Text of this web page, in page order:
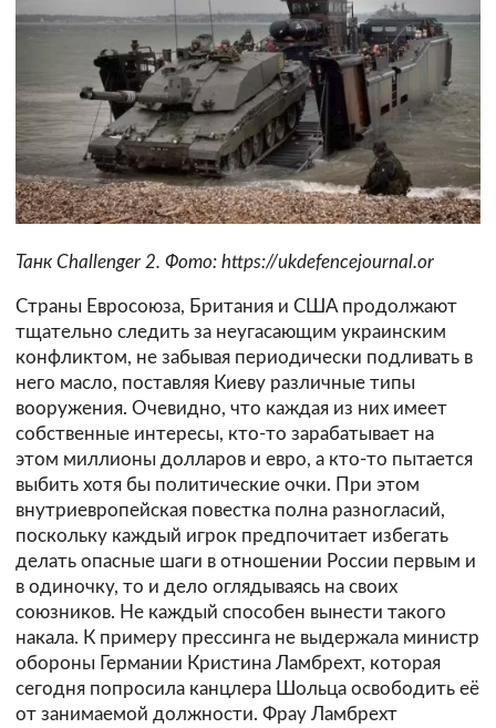
Танк Challenger 2. Фото: https://ukdefencejournal.or
Страны Евросоюза, Британия и США продолжают
тщательно следить за неугасающим украинским
конфликтом, не забывая периодически подливать в
него масло, поставляя Киеву различные типы
вооружения. Очевидно, что каждая из них имеет
собственные интересы, кто-то зарабатывает на
этом миллионы долларов и евро, а кто-то пытается
выбить хотя бы политические очки. При этом
внутриевропейская повестка полна разногласий,
поскольку каждый игрок предпочитает избегать
делать опасные шаги в отношении России первым и
в одиночку, то и дело оглядываясь на своих
союзников. Не каждый способен вынести такого
накала. К примеру прессинга не выдержала министр
обороны Германии Кристина Ламбрехт, которая
сегодня попросила канцлера Шольца освободить её
от занимаемой должности. Фрау Ламбрехт